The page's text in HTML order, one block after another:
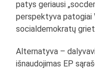
patys geriausi
perspektyva patogiai
socialdemokratų
Alternatyva –
išnaudojimas EP